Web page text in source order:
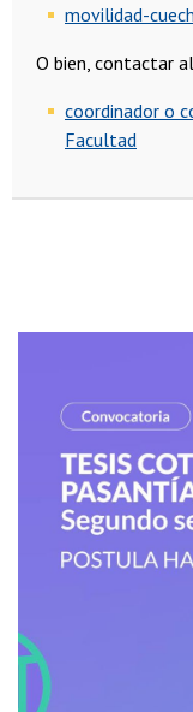
movilidad-
O bien, contactar
coordinador o
Facultad